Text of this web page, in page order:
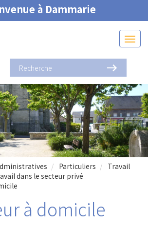
à Dammarie
Particuliers
Travail
dans le secteur privé
à domicile